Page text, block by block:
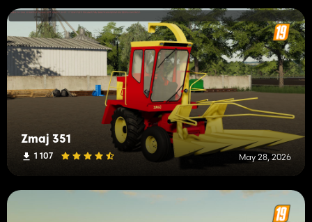
Zmaj 351
1 107 May 28, 2026